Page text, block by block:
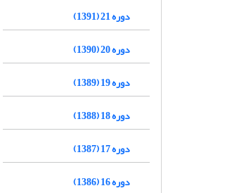
دوره 21 (1391)
دوره 20 (1390)
دوره 19 (1389)
دوره 18 (1388)
دوره 17 (1387)
دوره 16 (1386)